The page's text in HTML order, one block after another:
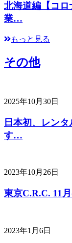
北海道編【コロ
業…
もっと見る
その他
2025年10月30日
日本初、レン
す…
2023年10月26日
東京C.R.C. 11
2023年1月6日